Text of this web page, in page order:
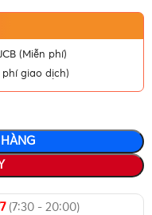
(Miễn phí)
giao dịch)
HÀNG
(7:30 - 20:00)